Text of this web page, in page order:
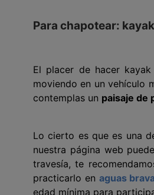
Para chapotear: kayak
El placer de hacer
moviendo en un vehículo
contemplas un paisaje de
Lo cierto es que es una
nuestra página web
travesía, te
practicarlo en aguas
edad mínima para